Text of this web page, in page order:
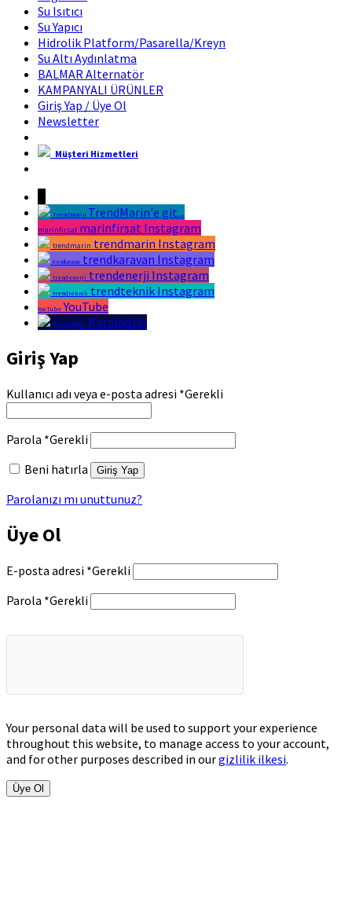
Su Isıtıcı
Su Yapıcı
Hidrolik Platform/Pasarella/Kreyn
Su Altı Aydınlatma
BALMAR Alternatör
KAMPANYALI ÜRÜNLER
Giriş Yap / Üye Ol
Newsletter
Müşteri Hizmetleri
TrendMarin TrendMarin'e git...
marinfirsat marinfirsat Instagram
trendmarin trendmarin Instagram
trendkaravan trendkaravan Instagram
trendenerji trendenerji Instagram
trendteknik trendteknik Instagram
YouTube YouTube
Kataloglar Kataloglar
Giriş Yap
Kullanıcı adı veya e-posta adresi *Gerekli
Parola *Gerekli
Beni hatırla
Giriş Yap
Parolanızı mı unuttunuz?
Üye Ol
E-posta adresi *Gerekli
Parola *Gerekli
Your personal data will be used to support your experience
throughout this website, to manage access to your account,
and for other purposes described in ourgizlilik ilkesi.
Üye Ol